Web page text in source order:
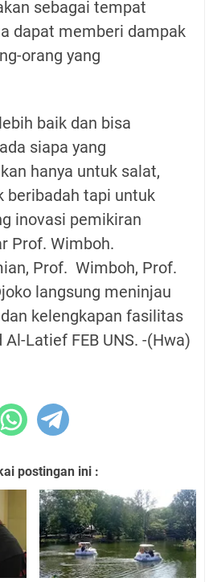
sebagai tempat
dapat memberi dampak
orang yang
baik dan bisa
siapa yang
hanya untuk salat,
beribadah tapi untuk
inovasi pemikiran
Prof. Wimboh.
Prof. Wimboh, Prof.
langsung meninjau
kelengkapan fasilitas
Latief FEB UNS. -(Hwa)
postingan ini :